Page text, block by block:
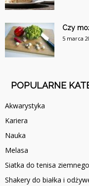
Czy
5 marca
POPULARNE
Akwarystyka
Kariera
Nauka
Melasa
Siatka do tenisa ziemnego
Shakery do białka i